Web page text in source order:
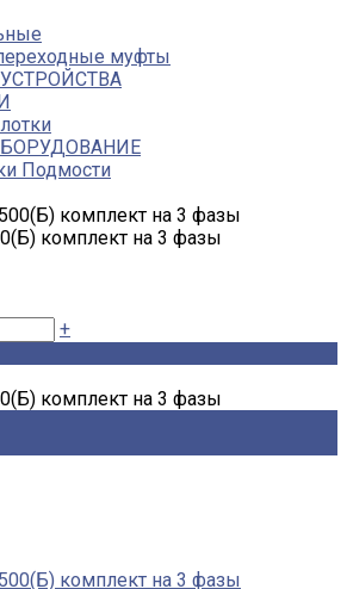
муфты
Подмости
комплект на 3 фазы
+
комплект на 3 фазы